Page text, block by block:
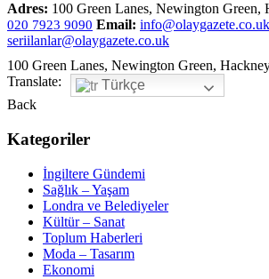
Adres: 100 Green Lanes, Newington
020 7923 9090 Email: info@olaygazete.co.uk
seriilanlar@olaygazete.co.uk
100 Green Lanes, Newington Green,
Translate:
Türkçe
Back
Kategoriler
İngiltere Gündemi
Sağlık – Yaşam
Londra ve Belediyeler
Kültür – Sanat
Toplum Haberleri
Moda – Tasarım
Ekonomi